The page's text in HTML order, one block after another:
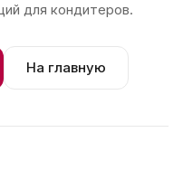
для кондитеров.
На главную